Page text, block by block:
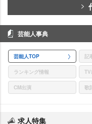
芸能人事典
芸能人TOP 記
ランキング情報 TV
CM出演 歌
求人特集